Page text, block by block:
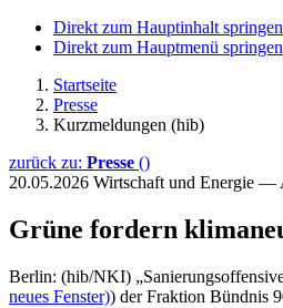
Direkt zum Hauptinhalt springen
Direkt zum Hauptmenü springen
Startseite
Presse
Kurzmeldungen (hib)
zurück zu: Presse ()
20.05.2026 Wirtschaft und Energie
Grüne fordern
Berlin: (hib/NKI)
neues Fenster)) der Fraktion Bündnis